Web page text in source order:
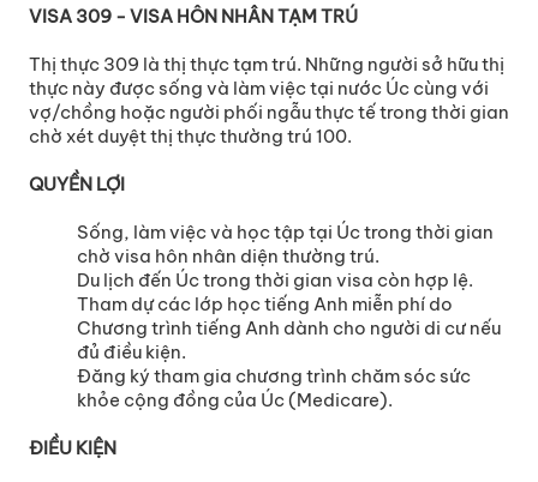
VISA 309 - VISA HÔN NHÂN TẠM TRÚ
Thị thực 309 là thị thực tạm trú. Những người sở hữu thị
thực này được sống và làm việc tại nước Úc cùng với
vợ/chồng hoặc người phối ngẫu thực tế trong thời gian
chờ xét duyệt thị thực thường trú 100.
QUYỀN LỢI
Sống, làm việc và học tập tại Úc trong thời gian
chờ visa hôn nhân diện thường trú.
Du lịch đến Úc trong thời gian visa còn hợp lệ.
Tham dự các lớp học tiếng Anh miễn phí do
Chương trình tiếng Anh dành cho người di cư nếu
đủ điều kiện.
Đăng ký tham gia chương trình chăm sóc sức
khỏe cộng đồng của Úc (Medicare).
ĐIỀU KIỆN